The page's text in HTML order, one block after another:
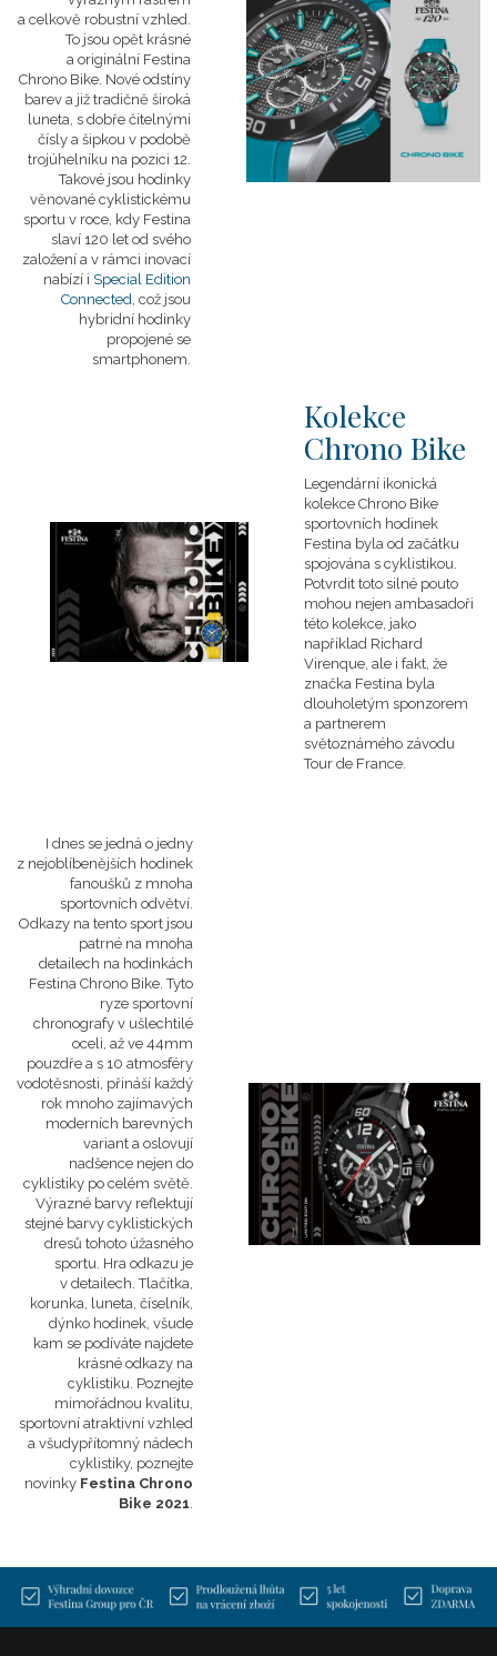
a celkově robustní vzhled.
To jsou opět krásné
a originální Festina
Chrono Bike. Nové odstíny
barev a již tradičně široká
luneta, s dobře čitelnými
čísly a šipkou v podobě
trojúhelníku na pozici 12.
Takové jsou hodinky
věnované cyklistickému
sportu v roce, kdy Festina
slaví 120 let od svého
založení a v rámci inovací
nabízí i Special Edition
Connected, což jsou
hybridní hodinky
propojené se
smartphonem.
Kolekce
Chrono Bike
Legendární ikonická
kolekce Chrono Bike
sportovních hodinek
Festina byla od začátku
spojována s cyklistikou.
Potvrdit toto silné pouto
mohou nejen ambasadoři
této kolekce, jako
například Richard
Virenque, ale i fakt, že
značka Festina byla
dlouholetým sponzorem
a partnerem
světoznámého závodu
Tour de France.
I dnes se jedná o jedny
z nejoblíbenějších hodinek
fanoušků z mnoha
sportovních odvětví.
Odkazy na tento sport jsou
patrné na mnoha
detailech na hodinkách
Festina Chrono Bike. Tyto
ryze sportovní
chronografy v ušlechtilé
oceli, až ve 44mm
pouzdře a s 10 atmosféry
vodotěsnosti, přináší každý
rok mnoho zajímavých
moderních barevných
variant a oslovují
nadšence nejen do
cyklistiky po celém světě.
Výrazné barvy reflektují
stejné barvy cyklistických
dresů tohoto úžasného
sportu. Hra odkazu je
v detailech. Tlačítka,
korunka, luneta, číselník,
dýnko hodinek, všude
kam se podíváte najdete
krásné odkazy na
cyklistiku. Poznejte
mimořádnou kvalitu,
sportovní atraktivní vzhled
a všudypřítomný nádech
cyklistiky, poznejte
novinky Festina Chrono
Bike 2021.